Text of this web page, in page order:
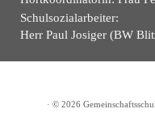
Schulsozialarbeiter:
Herr Paul Josiger (BW
· © 2026